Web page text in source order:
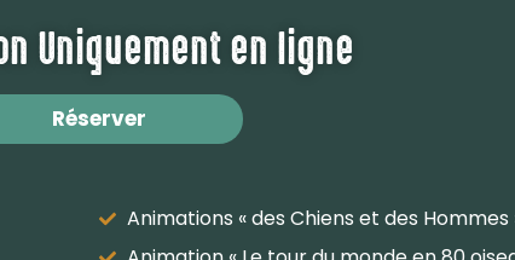
Uniquement en ligne
Réserver
Animations « des Chiens et des Hommes